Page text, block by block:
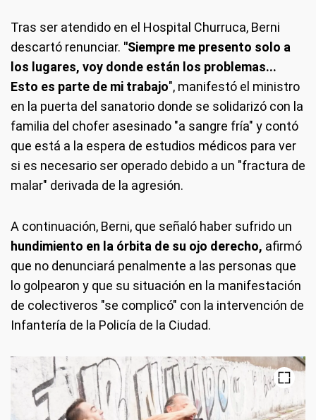
Tras ser atendido en el Hospital Churruca, Berni
descartó renunciar. "Siempre me presento solo a
los lugares, voy donde están los problemas...
Esto es parte de mi trabajo", manifestó el ministro
en la puerta del sanatorio donde se solidarizó con la
familia del chofer asesinado "a sangre fría" y contó
que está a la espera de estudios médicos para ver
si es necesario ser operado debido a un "fractura de
malar" derivada de la agresión.
A continuación, Berni, que señaló haber sufrido un
hundimiento en la órbita de su ojo derecho, afirmó
que no denunciará penalmente a las personas que
lo golpearon y que su situación en la manifestación
de colectiveros "se complicó" con la intervención de
Infantería de la Policía de la Ciudad.